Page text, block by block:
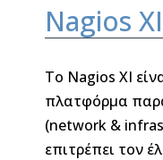
Nagios XI
Το Nagios XI
πλατφόρμα
(network &
επιτρέπει τον